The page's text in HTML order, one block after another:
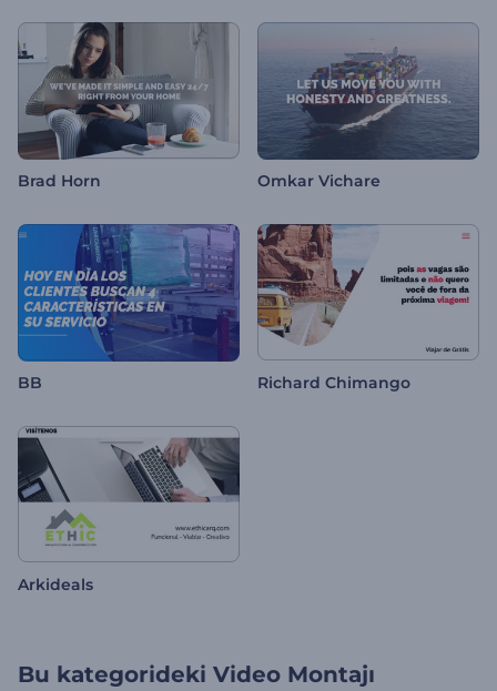
Brad Horn Omkar Vichare
BB Richard Chimango
Arkideals
Bu kategorideki Video Montajı